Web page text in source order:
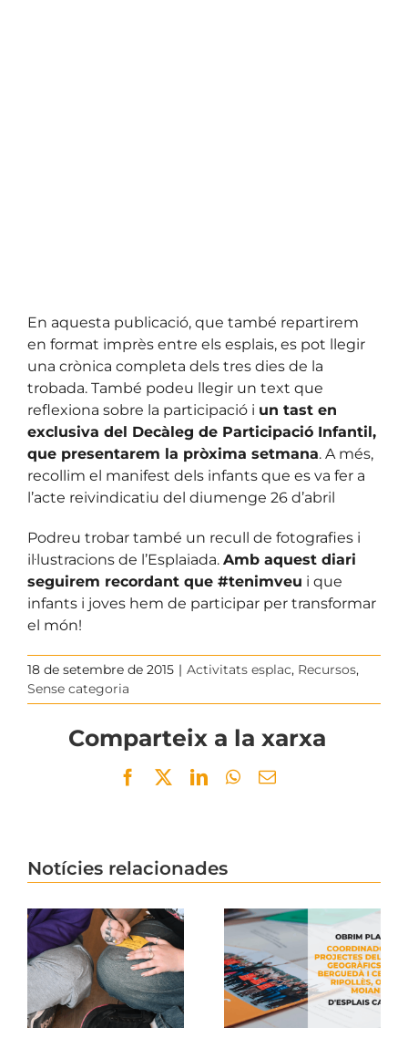
En aquesta publicació, que també repartirem
en format imprès entre els esplais, es pot llegir
una crònica completa dels tres dies de la
trobada. També podeu llegir un text que
reflexiona sobre la participació i un tast en
exclusiva del Decàleg de Participació Infantil,
que presentarem la pròxima setmana. A més,
recollim el manifest dels infants que es va fer a
l’acte reivindicatiu del diumenge 26 d’abril
Podreu trobar també un recull de fotografies i
il·lustracions de l’Esplaiada. Amb aquest diari
seguirem recordant que #tenimveu i que
infants i joves hem de participar per transformar
el món!
18 de setembre de 2015 | Activitats esplac, Recursos,
Sense categoria
Comparteix a la xarxa
Facebook
TwitterLinkedInWhatsApp
Email
Notícies relacionades